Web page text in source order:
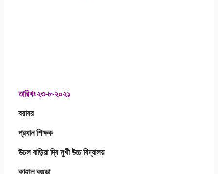
তারিখঃ ২৩-৮-২০২১
বরাবর
প্রধান শিক্ষক
উচল বাড়িয়া দ্বি মুখী উচ্চ বিদ্যালয়
কাহালু বগুড়া